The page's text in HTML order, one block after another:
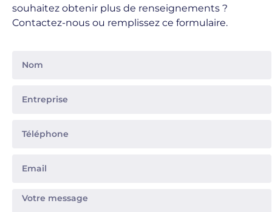
souhaitez obtenir plus de renseignements ?
Contactez-nous ou remplissez ce formulaire.